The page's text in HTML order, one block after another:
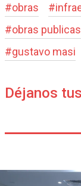
#obras #
#obras publicas
#gustavo masi
Déjanos